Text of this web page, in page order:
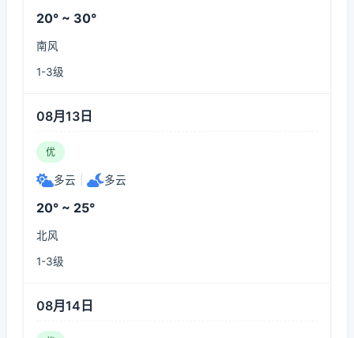
20° ~ 30°
南风
1-3级
08月13日
优
多云 多云
20° ~ 25°
北风
1-3级
08月14日